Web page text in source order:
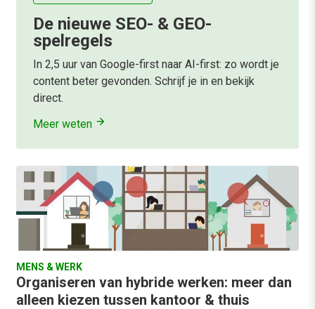
De nieuwe SEO- & GEO-
spelregels
In 2,5 uur van Google-first naar AI-first: zo wordt je
content beter gevonden. Schrijf je in en bekijk
direct.
Meer weten
MENS & WERK
Organiseren van hybride werken: meer dan
alleen kiezen tussen kantoor & thuis